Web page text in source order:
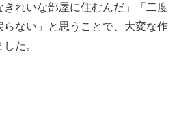
れいな部屋に住むんだ」「二度
らない」と思うことで、大変な作
た。